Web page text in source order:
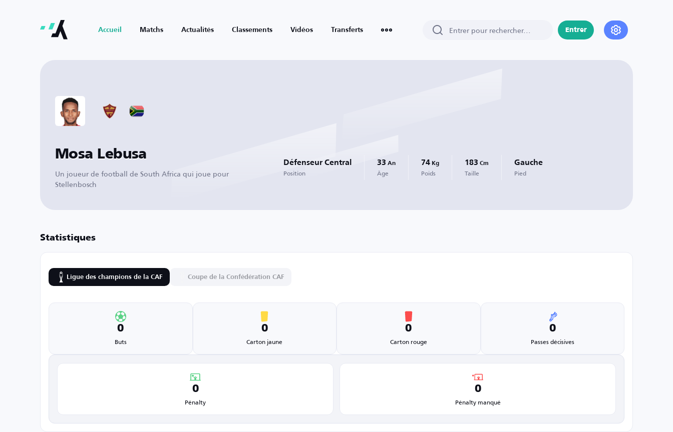
Accueil Matchs Actualités Classements Vidéos Transferts Entrer
Mosa Lebusa
Un joueur de football de South Africa qui joue pour
Stellenbosch
Défenseur Central
Position
33 An
Âge
74 Kg
Poids
183 Cm
Taille
Gauche
Pied
Statistiques
Ligue des champions de la CAF Coupe de la Confédération CAF
0
Buts
0
Carton jaune
0
Carton rouge
0
Passes décisives
0
Pénalty
0
Pénalty manqué